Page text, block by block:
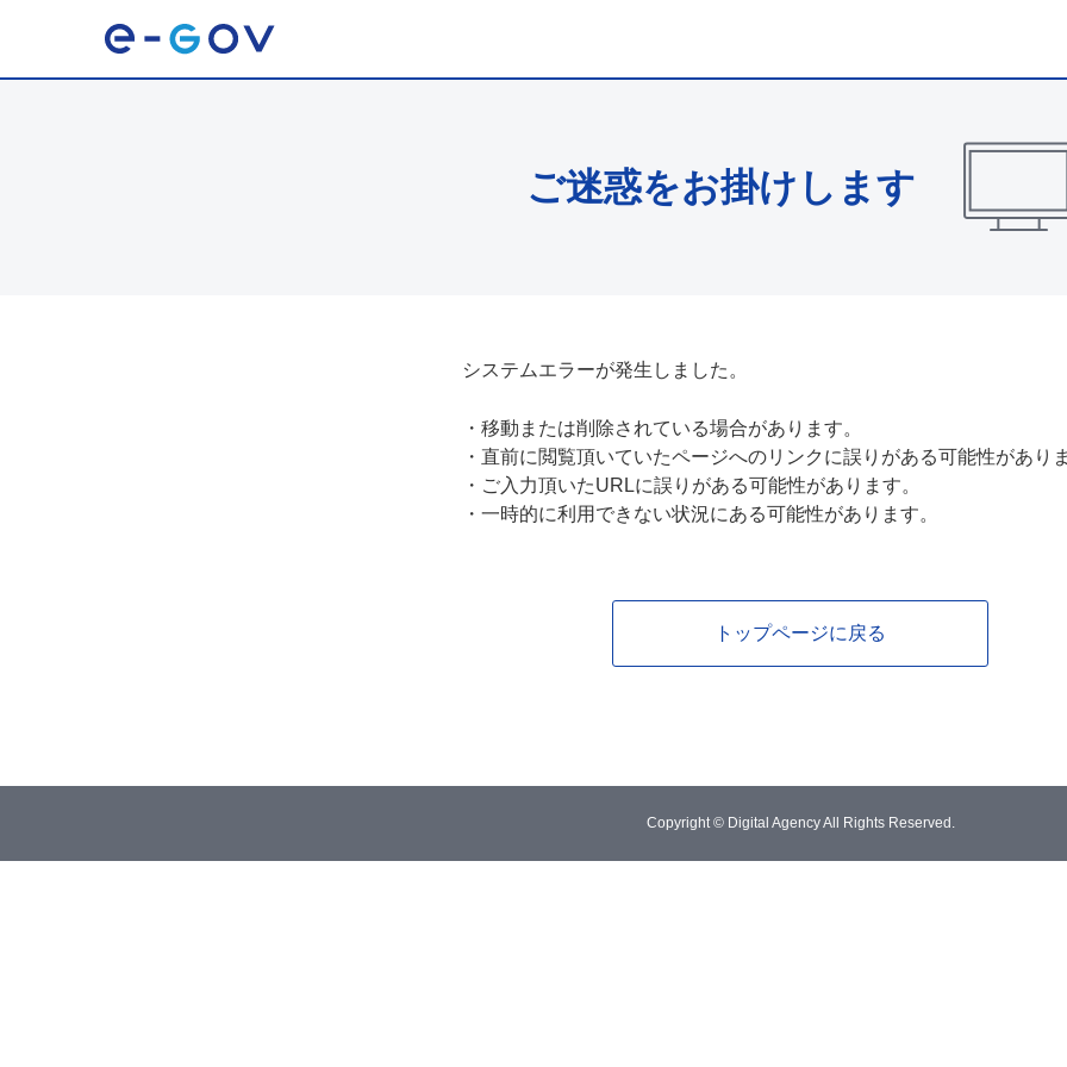
ご迷惑をお掛けします
システムエラーが発生しました。
・ 移動または削除されている場合があります。
・ 直前に閲覧頂いていたページへのリンクに誤りがある可能性があり
・ ご入力頂いたURLに誤りがある可能性があります。
・ 一時的に利用できない状況にある可能性があります。
トップページに戻る
Copyright © Digital Agency All Rights Reserved.